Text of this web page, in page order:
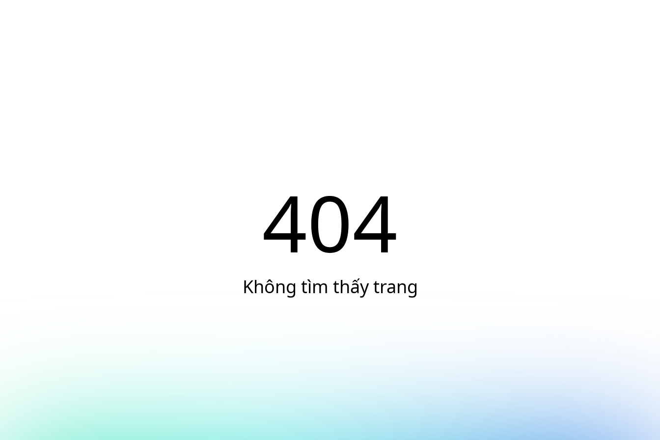
404
Không tìm thấy trang